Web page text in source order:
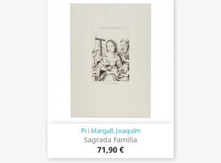
Pi i Margall, Joaquím
Sagrada Familia
71,90 €